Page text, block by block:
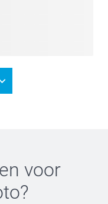
voor
?